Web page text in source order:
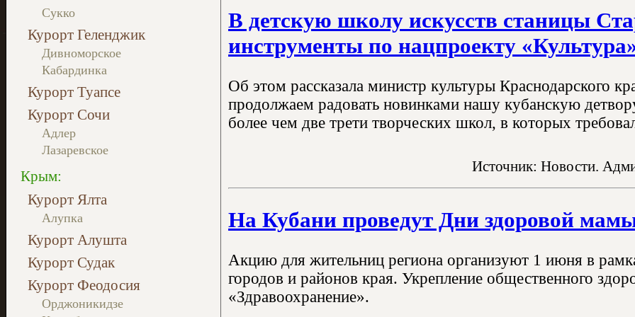
Сукко
Курорт Геленджик
Дивноморское
Кабардинка
Курорт Туапсе
Курорт Сочи
Адлер
Лазаревское
Крым:
Курорт Ялта
Алупка
Курорт Алушта
Курорт Судак
Курорт Феодосия
Орджоникидзе
В детскую школу искусств станицы
инструменты по нацпроекту
Об этом рассказала министр культуры Краснодарского
продолжаем радовать новинками нашу кубанскую
более чем две трети творческих школ, в которых
Источник: Новости.
На Кубани проведут Дни здоровой
Акцию для жительниц региона организуют 1 июня в
городов и районов края. Укрепление общественного
«Здравоохранение».